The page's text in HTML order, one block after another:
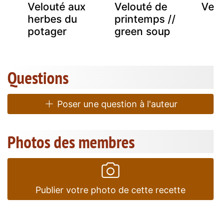
Velouté aux
herbes du
potager
Velouté de
printemps //
green soup
Questions
Poser une question à l'auteur
Photos des membres
Publier votre photo de cette recette